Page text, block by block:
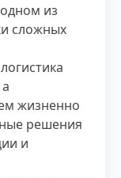
из
сложных
жизненно
решения
и